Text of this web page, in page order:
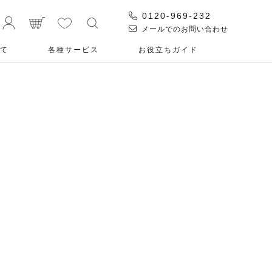
0120-969-232
メールでのお問い合わせ
各種サービス お役⽴ちガイド